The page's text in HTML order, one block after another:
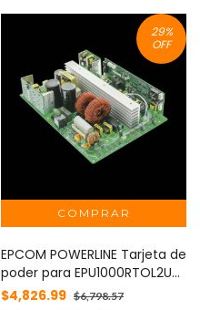
29%
OFF
EPCOM POWERLINE Tarjeta de
poder para EPU1000RTOL2U
MOD: PWREPU1000RTOL2U
$4,826.99 $6,798.57